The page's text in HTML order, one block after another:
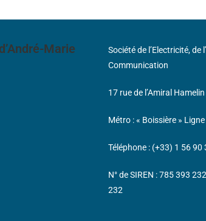
Marie
Société de l’Electricité,
Communication
17 rue de l’Amiral Hamelin
Métro : « Boissière »
Téléphone : (+33) 1 56 90
N° de SIREN : 785 393
232